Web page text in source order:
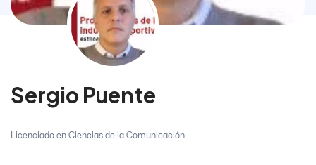
Sergio Puente
Licenciado en Ciencias de la Comunicación.